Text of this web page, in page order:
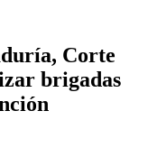
Corte
brigadas